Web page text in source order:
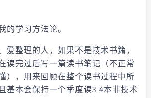
的学习方法论。
爱整理的人，如果不是技术书籍，
读完过后写一篇读书笔记（不正常
），用来回顾在整个读书过程中所
基本会保持一个季度读3-4本非技术